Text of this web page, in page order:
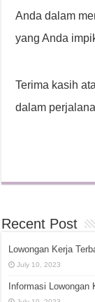
Anda dalam
yang Anda
Terima kasih
dalam
Recent Post
Lowongan Kerja
July 10, 2023
Informasi